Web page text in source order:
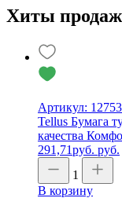
Хиты продаж
Артикул:
Tellus Бумага
качества
291,71руб. руб.
1
В корзину